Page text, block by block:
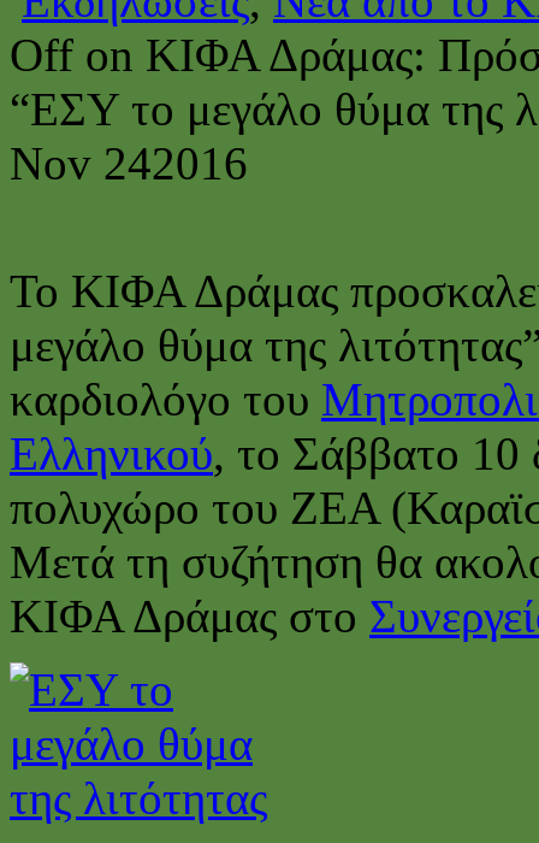
Off on ΚΙΦΑ Δράμας:
“ΕΣΥ το μεγάλο θύμα της
Nov 242016
Το ΚΙΦΑ Δράμας
μεγάλο θύμα της
καρδιολόγο του
Ελληνικού, το Σάββατο 10
πολυχώρο του ΖΕΑ
Μετά τη συζήτηση θα
ΚΙΦΑ Δράμας στο